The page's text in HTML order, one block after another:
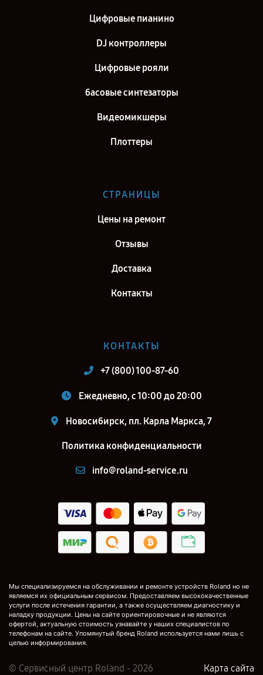
Цифровые пианино
DJ контроллеры
Цифровые рояли
басовые синтезаторы
Видеомикшеры
Плоттеры
СТРАНИЦЫ
Цены на ремонт
Отзывы
Доставка
Контакты
КОНТАКТЫ
+7 (800) 100-87-60
Ежедневно, с 10:00 до 20:00
Новосибирск, пл. Карла Маркса, 7
Политика конфиденциальности
info@roland-service.ru
Мы специализируемся на обслуживании и ремонте устройств Roland но не
являемся их официальным сервисом. Предоставляем высококачественные
услуги после истечения гарантии, а также осуществляем диагностику и
наладку продукции. Цены на сайте ориентировочные и не являются
офертой, актуальную стоимость узнавайте у наших специалистов по
телефонам на сайте. Упомянутый бренд Roland используется нами лишь с
целью информирования.
© Сервисный центр Roland - 2026 Карта сайта